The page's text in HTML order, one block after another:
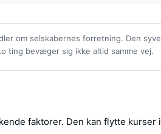
om selskabernes forretning. Den
ting bevæger sig ikke altid samme vej.
faktorer. Den kan flytte kurser